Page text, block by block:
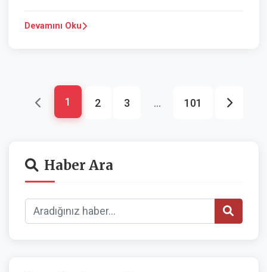
Devamını Oku
1 2 3 ... 101
Haber Ara